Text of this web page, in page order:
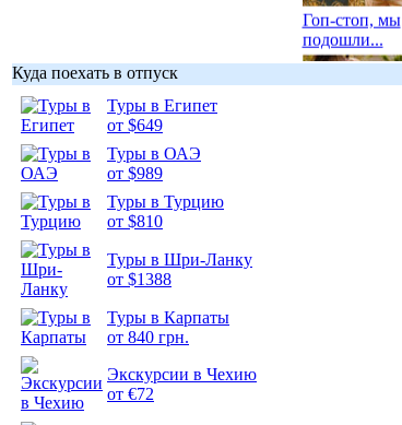
Гоп-стоп, мы
подошли...
Куда поехать в отпуск
Туры в Египет
от $649
Туры в ОАЭ
от $989
Туры в Турцию
от $810
Туры в Шри-Ланку
от $1388
Туры в Карпаты
от 840 грн.
Экскурсии в Чехию
от €72